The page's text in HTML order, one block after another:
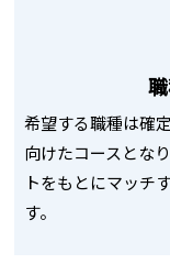
希望する職種は確
向けたコースとな
トをもとにマッチ
す。